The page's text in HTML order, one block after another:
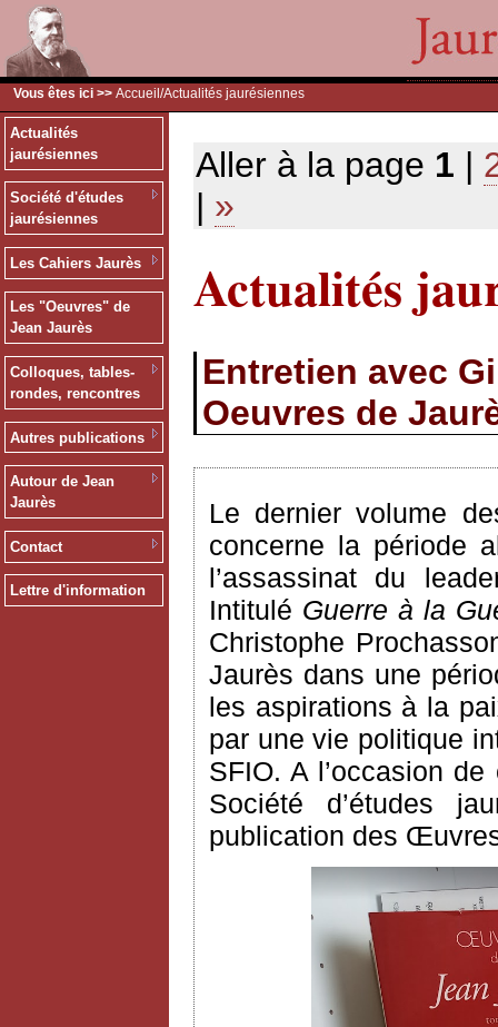
Vous êtes ici >> Accueil /Actualités jaurésiennes
Actualités
jaurésiennes
Société d'études
jaurésiennes
Les Cahiers Jaurès
Les "Oeuvres" de
Jean Jaurès
Colloques, tables-
rondes, rencontres
Autres publications
Autour de Jean
Jaurès
Contact
Lettre d'information
Aller à la page 1 |
| »
Actualités
Entretien avec
Oeuvres de
Le dernier volume
concerne la période
l’assassinat du
Intitulé Guerre à la
Christophe
Jaurès dans une
les aspirations à la
par une vie politique
SFIO. A l’occasion
Société d’études
publication des